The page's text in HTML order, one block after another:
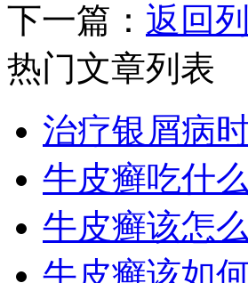
下一篇： 返回
热门文章列表
治疗银屑病
牛皮癣吃什
牛皮癣该怎
牛皮癣该如